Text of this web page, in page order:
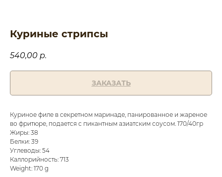
Куриные стрипсы
540,00 р.
ЗАКАЗАТЬ
Куриное филе в секретном маринаде, панированное и жареное
во фритюре, подается с пикантным азиатским соусом. 170/40гр
Жиры: 38
Белки: 39
Углеводы: 54
Каллорийность: 713
Weight: 170 g